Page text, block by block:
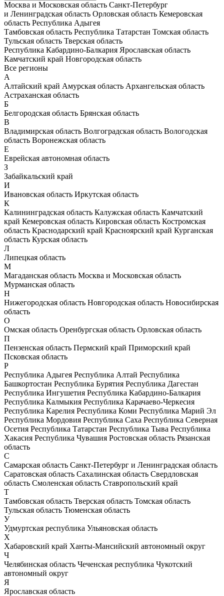
Москва и Московская область Санкт-Петербург
и Ленинградская область Орловская область Кемеровская
область Республика Адыгея
Тамбовская область Республика Татарстан Томская область
Тульская область Тверская область
Республика Кабардино-Балкария Ярославская область
Камчатский край Новгородская область
Все регионы
А
Алтайский край Амурская область Архангельская область
Астраханская область
Б
Белгородская область Брянская область
В
Владимирская область Волгоградская область Вологодская
область Воронежская область
Е
Еврейская автономная область
З
Забайкальский край
И
Ивановская область Иркутская область
К
Калининградская область Калужская область Камчатский
край Кемеровская область Кировская область Костромская
область Краснодарский край Красноярский край Курганская
область Курская область
Л
Липецкая область
М
Магаданская область Москва и Московская область
Мурманская область
Н
Нижегородская область Новгородская область Новосибирская
область
О
Омская область Оренбургская область Орловская область
П
Пензенская область Пермский край Приморский край
Псковская область
Р
Республика Адыгея Республика Алтай Республика
Башкортостан Республика Бурятия Республика Дагестан
Республика Ингушетия Республика Кабардино-Балкария
Республика Калмыкия Республика Карачаево-Черкесия
Республика Карелия Республика Коми Республика Марий Эл
Республика Мордовия Республика Саха Республика Северная
Осетия Республика Татарстан Республика Тыва Республика
Хакасия Республика Чувашия Ростовская область Рязанская
область
С
Самарская область Санкт-Петербург и Ленинградская область
Саратовская область Сахалинская область Свердловская
область Смоленская область Ставропольский край
Т
Тамбовская область Тверская область Томская область
Тульская область Тюменская область
У
Удмуртская республика Ульяновская область
Х
Хабаровский край Ханты-Мансийский автономный округ
Ч
Челябинская область Чеченская республика Чукотский
автономный округ
Я
Ярославская область